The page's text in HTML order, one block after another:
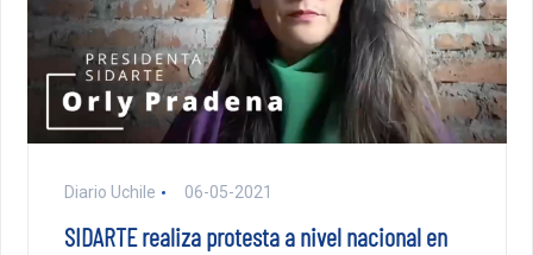
Diario Uchile 06-05-2021
SIDARTE realiza protesta a nivel nacional en